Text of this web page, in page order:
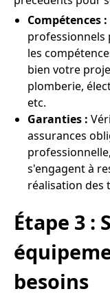
Compétences :
professionnels
les
bien votre
plomberie,
etc.
Garanties :
assurances
s'engagent à
réalisation des
Étape 3 :
besoins